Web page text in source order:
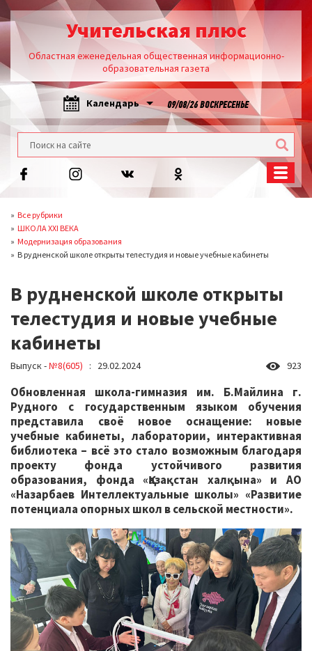
Учительская плюс
Областная еженедельная общественная информационно-
образовательная газета
Календарь 09/08/26 ВОСКРЕСЕНЬЕ
Все рубрики
ШКОЛА XXI ВЕКА
Модернизация образования
В рудненской школе открыты телестудия и новые учебные кабинеты
В рудненской школе открыты
телестудия и новые учебные
кабинеты
Выпуск -№8(605) : 29.02.2024 923
Обновленная школа-гимназия им. Б.Майлина г.
Рудного с государственным языком обучения
представила своё новое оснащение: новые
учебные кабинеты, лаборатории, интерактивная
библиотека – всё это стало возможным благодаря
проекту фонда устойчивого развития
образования, фонда «Қазақстан халқына» и АО
«Назарбаев Интеллектуальные школы» «Развитие
потенциала опорных школ в сельской местности».